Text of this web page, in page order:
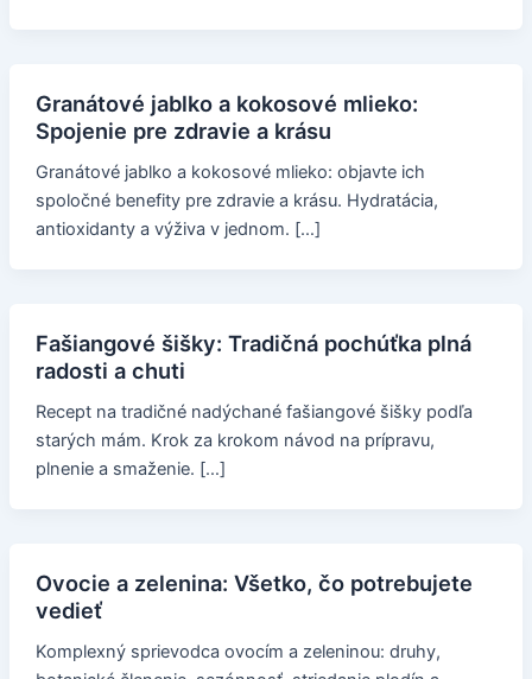
Granátové jablko a kokosové mlieko:
Spojenie pre zdravie a krásu
Granátové jablko a kokosové mlieko: objavte ich
spoločné benefity pre zdravie a krásu. Hydratácia,
antioxidanty a výživa v jednom. […]
Fašiangové šišky: Tradičná pochúťka plná
radosti a chuti
Recept na tradičné nadýchané fašiangové šišky podľa
starých mám. Krok za krokom návod na prípravu,
plnenie a smaženie. […]
Ovocie a zelenina: Všetko, čo potrebujete
vedieť
Komplexný sprievodca ovocím a zeleninou: druhy,